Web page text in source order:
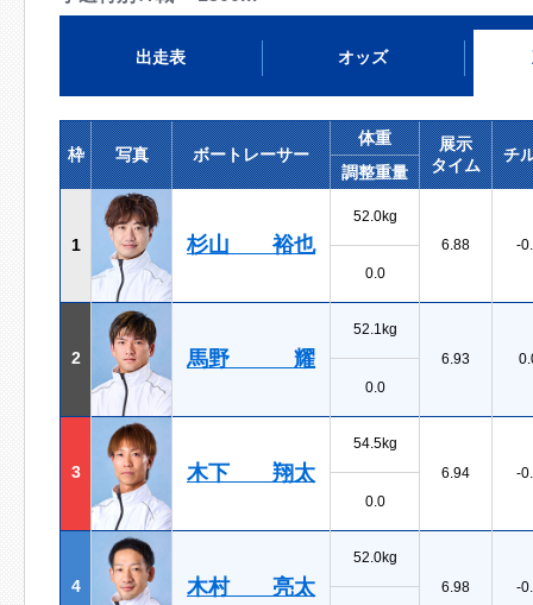
出走表 オッズ
枠 写真 ボートレーサー
体重
展示
タイム
チ
調整重量
1 杉山 裕也
52.0kg
6.88
-
0.0
2 馬野 耀
52.1kg
6.93
0.0
3 木下 翔太
54.5kg
6.94
-
0.0
4 木村 亮太
52.0kg
6.98
-